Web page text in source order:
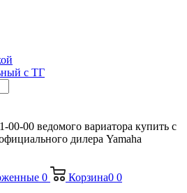
с ТГ
00 ведомого вариатора купить с
дилера Yamaha
0 Корзина0 0